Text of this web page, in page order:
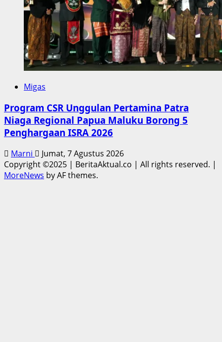
Migas
Program CSR Unggulan Pertamina Patra
Niaga Regional Papua Maluku Borong 5
Penghargaan ISRA 2026
Marni
Jumat, 7 Agustus 2026
Copyright ©2025 | BeritaAktual.co | All rights reserved. |
MoreNews by AF themes.